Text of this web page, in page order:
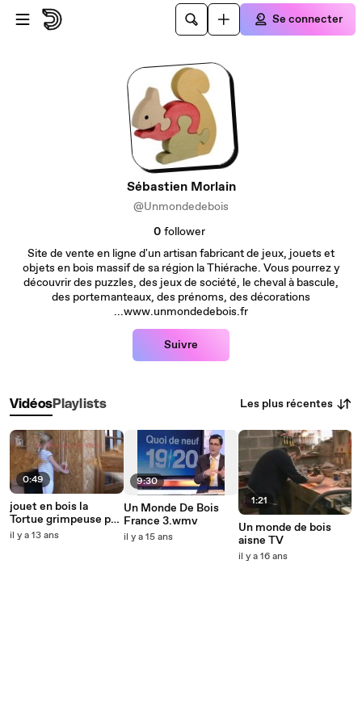
Passer au contenu principal
Se connecter
Sébastien Morlain
@Unmondedebois
0 follower
Site de vente en ligne d'un artisan fabricant de jeux, jouets et
objets en bois massif de sa région la Thiérache. Vous pourrez y
découvrir des puzzles, des jeux de société, le cheval à bascule,
des portemanteaux, des prénoms, des décorations
...www.unmondedebois.fr
Suivre
VidéosPlaylists Les plus récentes
0:49
jouet en bois la
Tortue grimpeuse par
Un Monde De Bois
il y a 13 ans
9:30
Un Monde De Bois
France 3.wmv
il y a 15 ans
1:21
Un monde de bois
aisne TV
il y a 16 ans